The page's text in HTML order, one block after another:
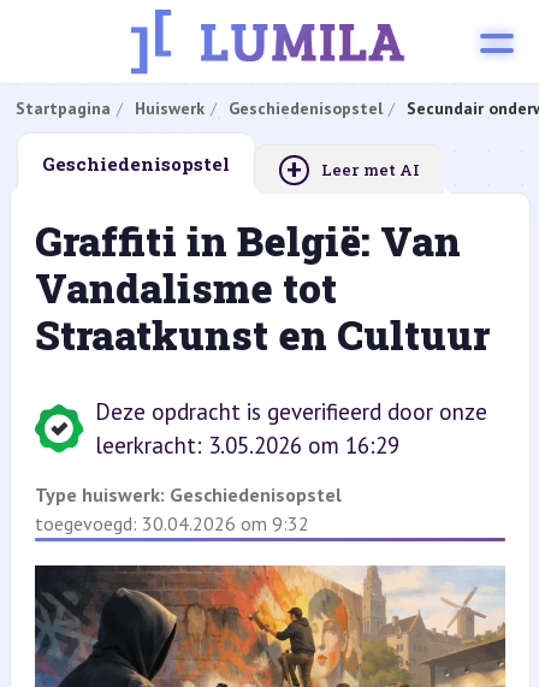
Startpagina Huiswerk Geschiedenisopstel Secundair
Geschiedenisopstel + Leer met AI
Graffiti in België: Van
Vandalisme tot
Straatkunst en Cultuur
Deze opdracht is geverifieerd door onze
leerkracht: 3.05.2026 om 16:29
Type huiswerk: Geschiedenisopstel
toegevoegd: 30.04.2026 om 9:32